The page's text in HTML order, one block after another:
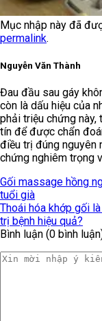
Mục nhập này đã
permalink.
Nguyễn Văn Thành
Đau đầu sau gáy
còn là dấu hiệu của
phải triệu chứng này,
tín để được chẩn
điều trị đúng nguyên
chứng nghiêm trọng
Gối massage hồng
tuổi già
Thoái hóa khớp gối
trị bệnh hiệu quả?
Bình luận (0 bình